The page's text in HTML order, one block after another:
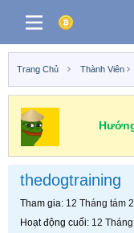
Trang Chủ Thành Viên
thedogtraining
Tham gia 12 Tháng tám
Hoạt động cuối 12